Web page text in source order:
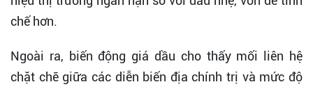
chế hơn.
Ngoài ra, biến động giá dầu cho thấy mối liên hệ
chặt chẽ giữa các diễn biến địa chính trị và mức độ